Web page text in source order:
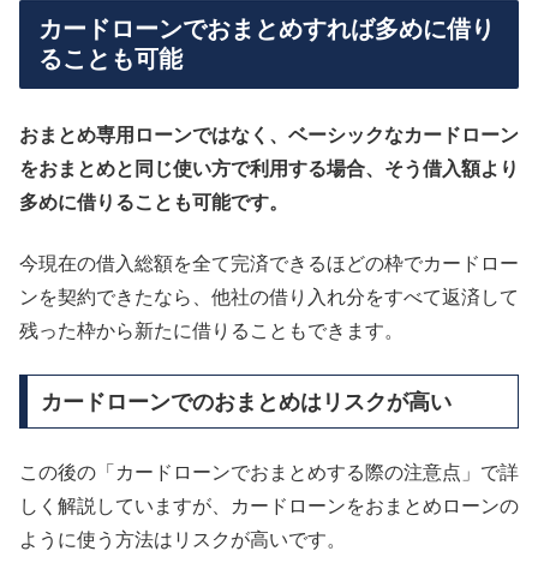
カードローンでおまとめすれば多めに借り
ることも可能
おまとめ専用ローンではなく、ベーシックなカードローン
をおまとめと同じ使い方で利用する場合、そう借入額より
多めに借りることも可能です。
今現在の借入総額を全て完済できるほどの枠でカードロー
ンを契約できたなら、他社の借り入れ分をすべて返済して
残った枠から新たに借りることもできます。
カードローンでのおまとめはリスクが高い
この後の「カードローンでおまとめする際の注意点」で詳
しく解説していますが、カードローンをおまとめローンの
ように使う方法はリスクが高いです。